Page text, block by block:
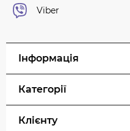
Viber
Інформація
Категорії
Клієнту